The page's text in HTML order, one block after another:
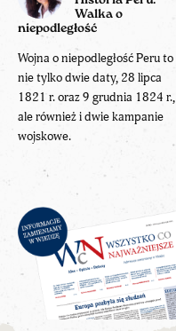
Walka o
niepodległość
Wojna o niepodległość Peru to
nie tylko dwie daty, 28 lipca
1821 r. oraz 9 grudnia 1824 r.,
ale również i dwie kampanie
wojskowe.